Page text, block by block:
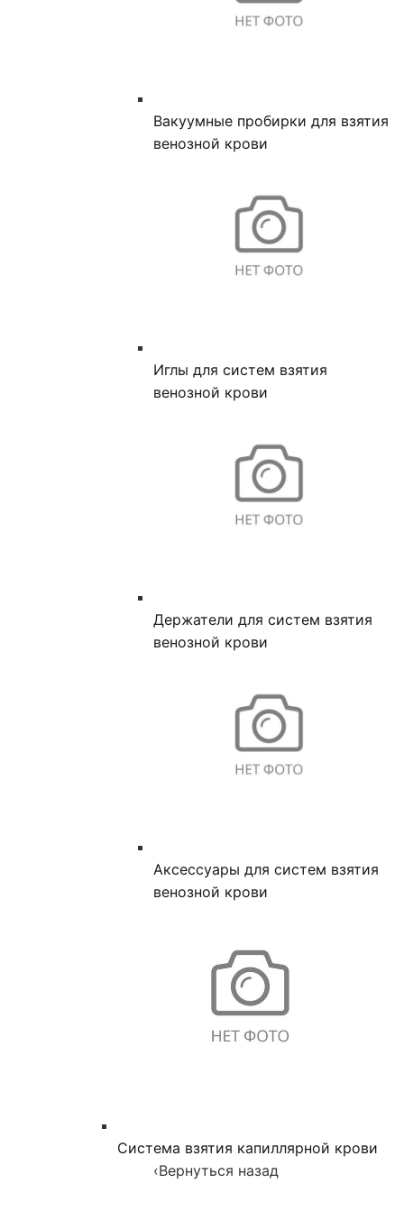
Вакуумные пробирки для взятия
венозной крови
Иглы для систем взятия
венозной крови
Держатели для систем взятия
венозной крови
Аксессуары для систем взятия
венозной крови
Система взятия капиллярной крови
‹Вернуться назад